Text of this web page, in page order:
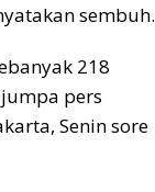
sembuh.
218
pers
Senin sore